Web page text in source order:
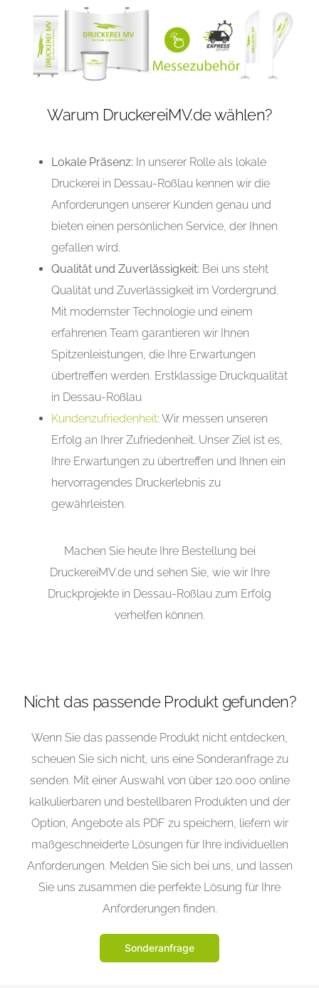
Warum DruckereiMV.de wählen?
Lokale Präsenz: In unserer Rolle als lokale
Druckerei in Dessau-Roßlau kennen wir die
Anforderungen unserer Kunden genau und
bieten einen persönlichen Service, der Ihnen
gefallen wird.
Qualität und Zuverlässigkeit: Bei uns steht
Qualität und Zuverlässigkeit im Vordergrund.
Mit modernster Technologie und einem
erfahrenen Team garantieren wir Ihnen
Spitzenleistungen, die Ihre Erwartungen
übertreffen werden. Erstklassige Druckqualität
in Dessau-Roßlau
Kundenzufriedenheit: Wir messen unseren
Erfolg an Ihrer Zufriedenheit. Unser Ziel ist es,
Ihre Erwartungen zu übertreffen und Ihnen ein
hervorragendes Druckerlebnis zu
gewährleisten.
Machen Sie heute Ihre Bestellung bei
DruckereiMV.de und sehen Sie, wie wir Ihre
Druckprojekte in Dessau-Roßlau zum Erfolg
verhelfen können.
Nicht das passende Produkt gefunden?
Wenn Sie das passende Produkt nicht entdecken,
scheuen Sie sich nicht, uns eine Sonderanfrage zu
senden. Mit einer Auswahl von über 120.000 online
kalkulierbaren und bestellbaren Produkten und der
Option, Angebote als PDF zu speichern, liefern wir
maßgeschneiderte Lösungen für Ihre individuellen
Anforderungen. Melden Sie sich bei uns, und lassen
Sie uns zusammen die perfekte Lösung für Ihre
Anforderungen finden.
Sonderanfrage